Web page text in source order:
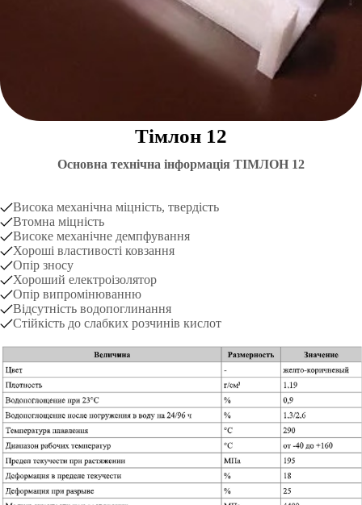
Тімлон 12
Основна технічна інформація ТІМЛОН 12
Висока механічна міцність, твердість
Втомна міцність
Високе механічне демпфування
Хороші властивості ковзання
Опір зносу
Хороший електроізолятор
Опір випромінюванню
Відсутність водопоглинання
Стійкість до слабких розчинів кислот